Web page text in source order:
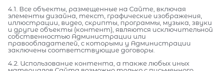
4.1. Все объекты, размещенные на Сайте, включая
элементы дизайна, текст, графические изображения,
иллюстрации, видео, скрипты, программы, музыка, звуки
и другие объекты (контент), являются исключительной
собственностью Администрации или
правообладателей, с которыми у Администрации
заключены соответствующие договоры.
4.2. Использование контента, а также любых иных